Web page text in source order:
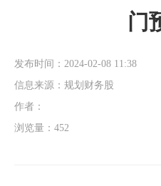
门
发布时间：2024-02-08 11:38
信息来源：规划财务股
作者：
浏览量： 452